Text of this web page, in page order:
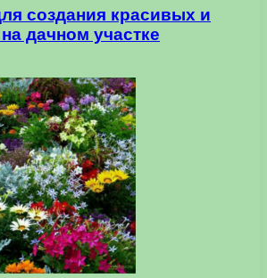
создания красивых и
дачном участке